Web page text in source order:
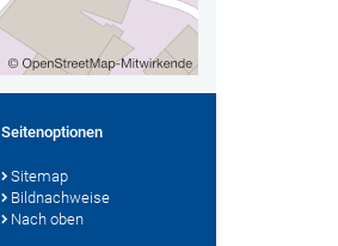
Seitenoptionen
Sitemap
Bildnachweise
Nach oben